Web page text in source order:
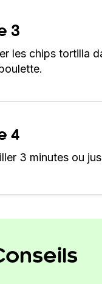
3
les chips tortilla
4
3 minutes ou